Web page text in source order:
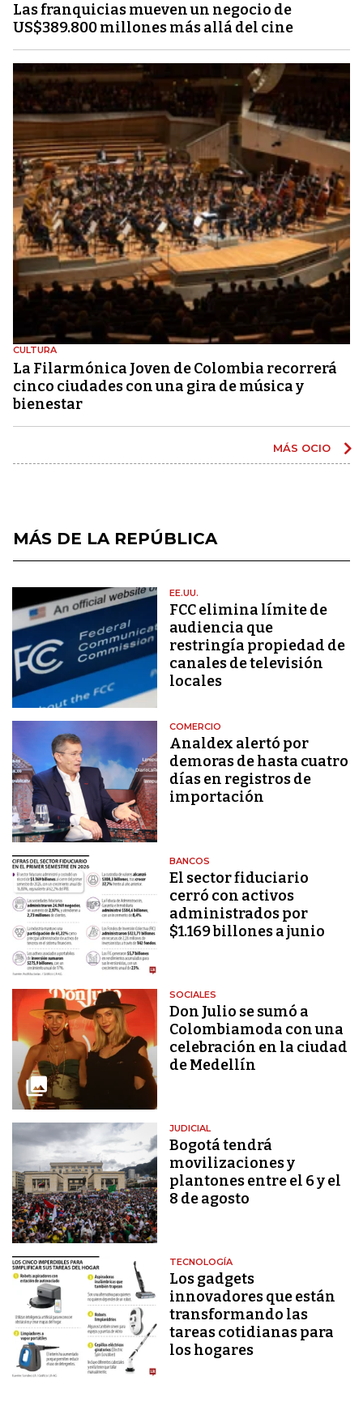
Las franquicias mueven un negocio de
US$389.800 millones más allá del cine
CULTURA
La Filarmónica Joven de Colombia recorrerá
cinco ciudades con una gira de música y
bienestar
MÁS OCIO
MÁS DE LA REPÚBLICA
EE.UU.
FCC elimina límite de
audiencia que
restringía propiedad de
canales de televisión
locales
COMERCIO
Analdex alertó por
demoras de hasta cuatro
días en registros de
importación
BANCOS
El sector fiduciario
cerró con activos
administrados por
$1.169 billones a junio
SOCIALES
Don Julio se sumó a
Colombiamoda con una
celebración en la ciudad
de Medellín
JUDICIAL
Bogotá tendrá
movilizaciones y
plantones entre el 6 y el
8 de agosto
TECNOLOGÍA
Los gadgets
innovadores que están
transformando las
tareas cotidianas para
los hogares